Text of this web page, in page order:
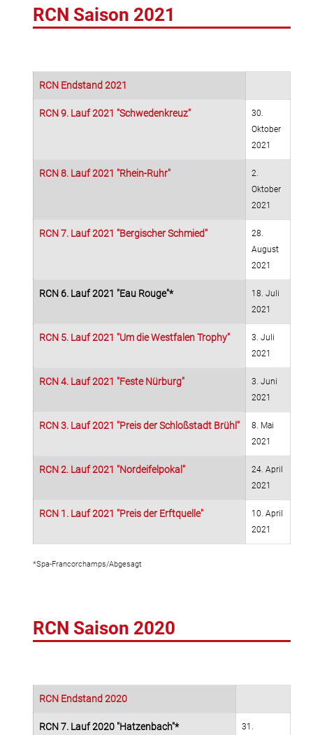
RCN Saison 2021
RCN Endstand 2021
RCN 9. Lauf 2021 "Schwedenkreuz"
30.
Oktober
2021
RCN 8. Lauf 2021 "Rhein-Ruhr"
2.
Oktober
2021
RCN 7. Lauf 2021 "Bergischer Schmied"
28.
August
2021
RCN 6. Lauf 2021 "Eau Rouge"*
18. Juli
2021
RCN 5. Lauf 2021 "Um die Westfalen Trophy"
3. Juli
2021
RCN 4. Lauf 2021 "Feste Nürburg"
3. Juni
2021
RCN 3. Lauf 2021 "Preis der Schloßstadt Brühl"
8. Mai
2021
RCN 2. Lauf 2021 "Nordeifelpokal"
24. April
2021
RCN 1. Lauf 2021 "Preis der Erftquelle"
10. April
2021
*Spa-Francorchamps/Abgesagt
RCN Saison 2020
RCN Endstand 2020
RCN 7. Lauf 2020 "Hatzenbach"* 31.